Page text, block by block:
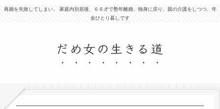
再婚を失敗してしまい、 家庭内別居後、６６才で塾年離婚、独身に戻り、親の介護をしつつ、年
金ひとり暮しです
だめ女の生きる道